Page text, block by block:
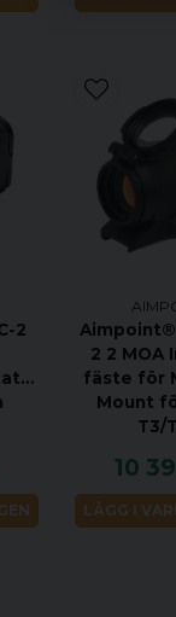
2
2 2 MOA
fäste för
Mount
T3/
10
LÄGG I